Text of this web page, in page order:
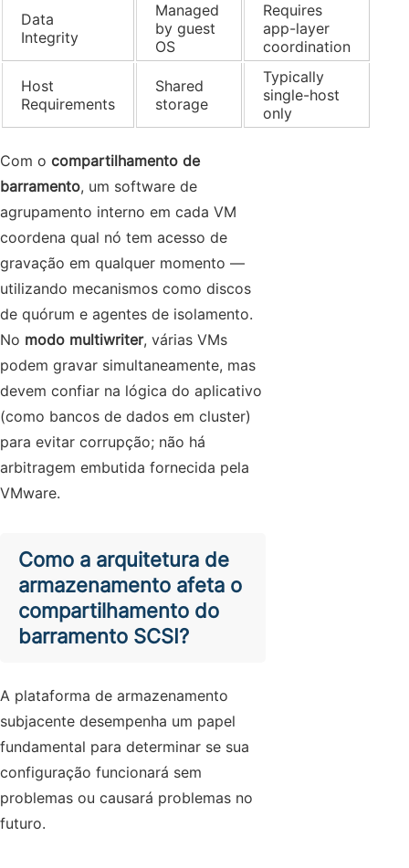
Data
Integrity
Managed
by guest
OS
Requires
app-layer
coordination
Host
Requirements
Shared
storage
Typically
single-host
only
Com o compartilhamento de
barramento, um software de
agrupamento interno em cada VM
coordena qual nó tem acesso de
gravação em qualquer momento —
utilizando mecanismos como discos
de quórum e agentes de isolamento.
No modo multiwriter, várias VMs
podem gravar simultaneamente, mas
devem confiar na lógica do aplicativo
(como bancos de dados em cluster)
para evitar corrupção; não há
arbitragem embutida fornecida pela
VMware.
Como a arquitetura de
armazenamento afeta o
compartilhamento do
barramento SCSI?
A plataforma de armazenamento
subjacente desempenha um papel
fundamental para determinar se sua
configuração funcionará sem
problemas ou causará problemas no
futuro.